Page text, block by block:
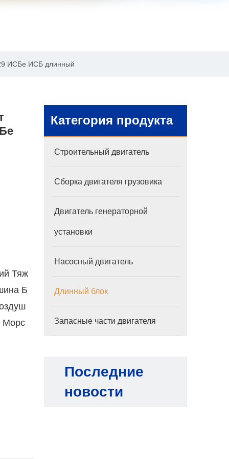
ИСБе ИСБ длинный
Тяж
Б
Морс
Категория продукта
Строительный двигатель
Сборка двигателя грузовика
Двигатель генераторной
установки
Насосный двигатель
Длинный блок
Запасные части двигателя
Последние
новости